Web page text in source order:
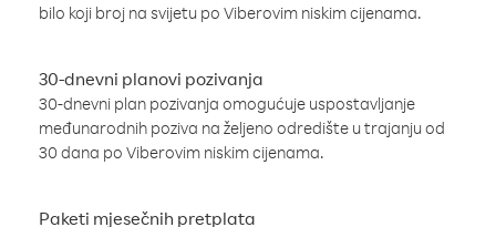
bilo koji broj na svijetu po Viberovim niskim cijenama.
30-dnevni planovi pozivanja
30-dnevni plan pozivanja omogućuje uspostavljanje
međunarodnih poziva na željeno odredište u trajanju od
30 dana po Viberovim niskim cijenama.
Paketi mjesečnih pretplata